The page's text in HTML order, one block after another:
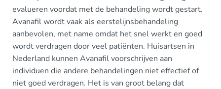
evalueren voordat met de behandeling wordt gestart.
Avanafil wordt vaak als eerstelijnsbehandeling
aanbevolen, met name omdat het snel werkt en goed
wordt verdragen door veel patiënten. Huisartsen in
Nederland kunnen Avanafil voorschrijven aan
individuen die andere behandelingen niet effectief of
niet goed verdragen. Het is van groot belang dat